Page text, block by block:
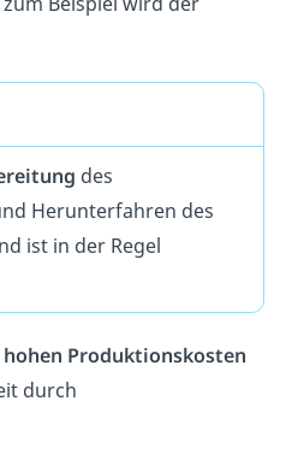
des
Herunterfahren des
ist in der Regel
hohen Produktionskosten
durch